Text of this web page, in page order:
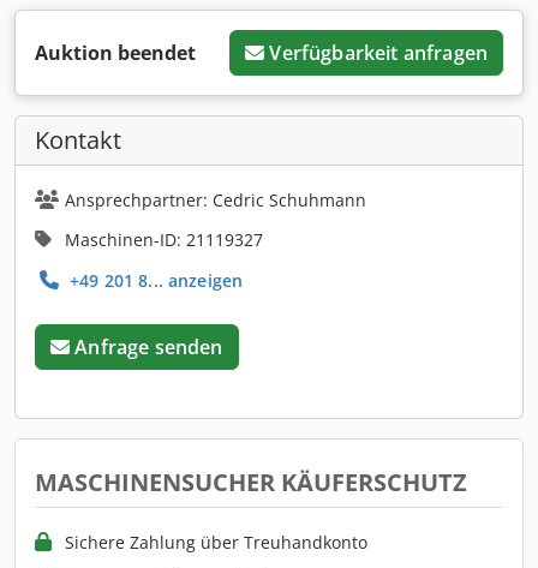
Auktion beendet Verfügbarkeit anfragen
Kontakt
Ansprechpartner: Cedric Schuhmann
Maschinen-ID: 21119327
+49 201 8... anzeigen
Anfrage senden
MASCHINENSUCHER KÄUFERSCHUTZ
Sichere Zahlung über Treuhandkonto